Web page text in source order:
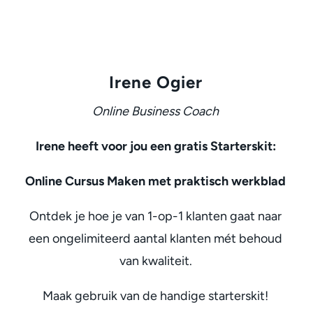
Irene Ogier
Online Business Coach
Irene heeft voor jou een gratis Starterskit:
Online Cursus Maken met praktisch werkblad
Ontdek je hoe je van 1-op-1 klanten gaat naar
een ongelimiteerd aantal klanten mét behoud
van kwaliteit.
Maak gebruik van de handige starterskit!